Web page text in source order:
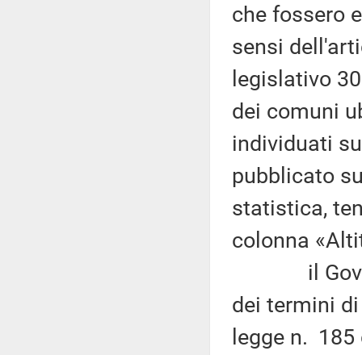
che fossero
sensi
legislativo
dei comuni
individuati
pubblicato
statistica,
colonna
il
dei termini
legge n.